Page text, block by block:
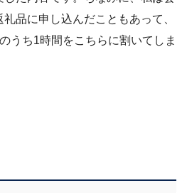
品に申し込んだこともあって、
うち1時間をこちらに割いてしま